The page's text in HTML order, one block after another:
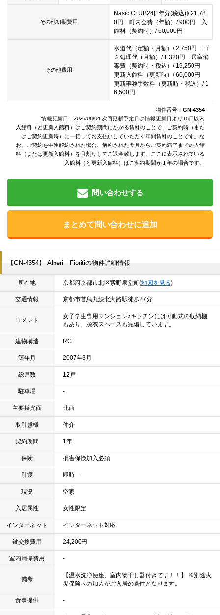
その他初期費用
Nasic CLUB24[1年分(税込)]/ 21,78
0円 町内会費（年額）/ 900円 入
館料（契約時）/ 60,000円
その他費用
水道代（定額・月額）/ 2,750円 ゴ
ミ処理代（月額）/ 1,320円 居室消
毒費（契約時・税込）/ 19,250円
更新入館料（更新時）/ 60,000円
更新事務手数料（更新時・税込）/ 1
6,500円
物件番号： GN-4354
情報更新日：2026/08/04 次回更新予定日は情報更新日より15日以内
入館料（と更新入館料）はご契約期間にかかる賃料のことで、ご契約時（また
はご契約更新時）に一括してお支払いしていただく年間賃料のことです。な
お、ご契約を中途解約された場合、解約された翌月からご契約満了までの入館
料（または更新入館料）を月割りしてご返金致します。ここに表示されている
入館料（と更新入館料）はご契約期間が１年の場合です。
問い合わせする
まとめて問い合わせに追加
【GN-4354】 Alberi Fioritiの物件詳細情報
所在地 京都府京都市北区紫野泉堂町(地図を見る)
交通情報 京都市営烏丸線北大路駅徒歩27分
コメント
女子学生専用マンション♪キッチンには可動式の収納棚
もあり、脱衣スペースも完備しています。
建物構造 RC
築年月 2007年3月
総戸数 12戸
駐車場 -
主要採光面 北西
取引態様 仲介
契約期間 1年
保険 損害保険加入必須
引渡 即時 -
現況 空家
入居属性 女性限定
インターネット インターネット対応
鍵交換費用 24,200円
室内清掃費用 -
備考
【温水洗浄便座、室内物干し器付きです！！】 ※別途火
災保険への加入がご入居の条件となります。
食事提供 -